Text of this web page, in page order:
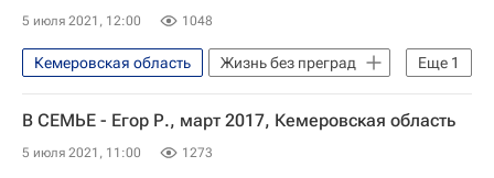
5 июля 2021, 12:00 1048
Еще 1
Кемеровская область
Жизнь без преград
Найди меня, мама
В СЕМЬЕ - Егор Р., март 2017, Кемеровская область
5 июля 2021, 11:00 1273